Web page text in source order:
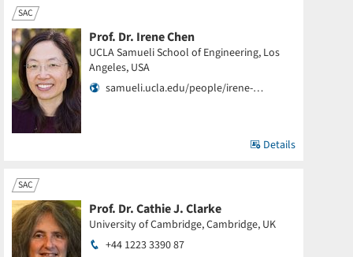
SAC
Prof. Dr. Irene Chen
UCLA Samueli School of Engineering, Los
Angeles, USA
samueli.ucla.edu/people/irene-…
Details
SAC
Prof. Dr. Cathie J. Clarke
University of Cambridge, Cambridge, UK
+44 1223 3390 87